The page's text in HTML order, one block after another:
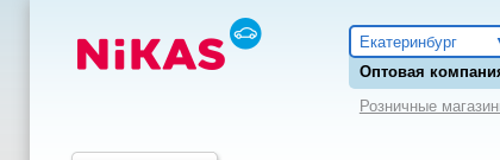
Екатеринбург
Оптовая
Розничные